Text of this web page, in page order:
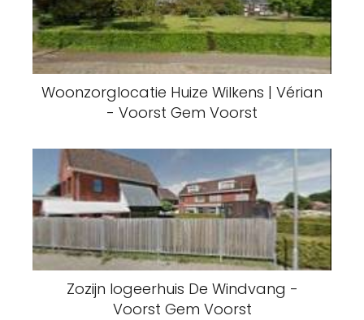
Woonzorglocatie Huize Wilkens | Vérian
- Voorst Gem Voorst
Zozijn logeerhuis De Windvang -
Voorst Gem Voorst